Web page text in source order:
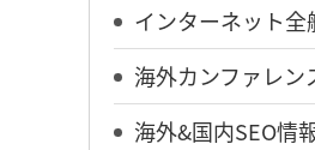
インターネット全
海外カンファレン
海外&国内SEO情